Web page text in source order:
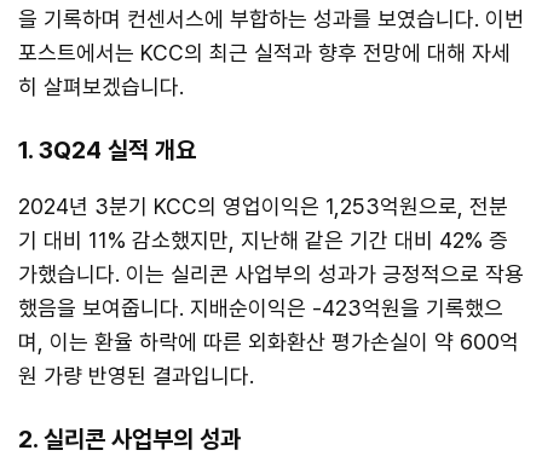
을 기록하며 컨센서스에 부합하는 성과를 보였습니다. 이번
포스트에서는 KCC의 최근 실적과 향후 전망에 대해 자세
히 살펴보겠습니다.
1. 3Q24 실적 개요
2024년 3분기 KCC의 영업이익은 1,253억원으로, 전분
기 대비 11% 감소했지만, 지난해 같은 기간 대비 42% 증
가했습니다. 이는 실리콘 사업부의 성과가 긍정적으로 작용
했음을 보여줍니다. 지배순이익은 -423억원을 기록했으
며, 이는 환율 하락에 따른 외화환산 평가손실이 약 600억
원 가량 반영된 결과입니다.
2. 실리콘 사업부의 성과